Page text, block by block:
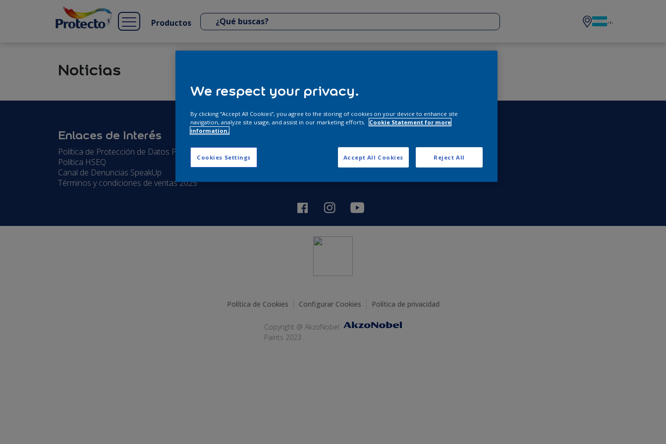
Productos
Noticias
Enlaces de Interés
Política de Protección de Datos Personales
Política HSEQ
Canal de Denuncias SpeakUp
Términos y condiciones de ventas 2025
Contáctanos
Horario de atención: lunes a
viernes de 8 a.m. a 5 p.m. y
Política de Cookies Configurar Cookies Política de privacidad
Copyright @ AkzoNobel
Paints 2023
We respect your privacy.
By clicking “Accept All Cookies”, you agree to the storing of cookies on your device to enhance site
navigation, analyze site usage, and assist in our marketing efforts.
Cookie Statement for more
information.
Cookies Settings Reject All
Accept All Cookies